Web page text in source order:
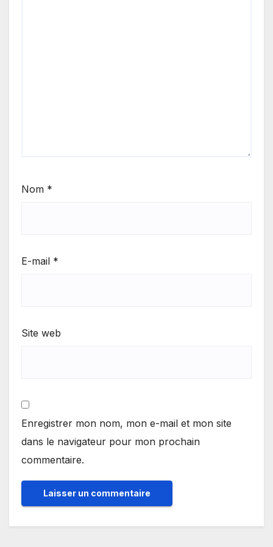
Nom *
E-mail *
Site web
Enregistrer mon nom, mon e-mail et mon site
dans le navigateur pour mon prochain
commentaire.